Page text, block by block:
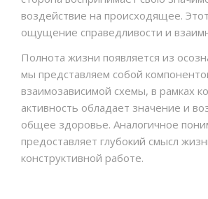
воздействие на происходящее.
ощущение справедливости и
Полнота жизни появляется из
мы представляем собой
взаимозависимой схемы, в рамках
активность обладает значение и
общее здоровье. Аналогичное
предоставляет глубокий смысл
конструктивной работе.